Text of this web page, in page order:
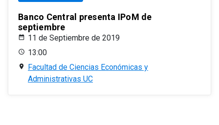
Banco Central presenta IPoM de
septiembre
11 de Septiembre de 2019
13:00
Facultad de Ciencias Económicas y
Administrativas UC